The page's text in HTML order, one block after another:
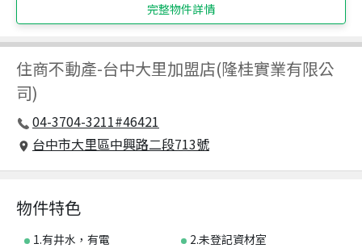
完整物件詳情
住商不動產-台中大里加盟店(隆桂實業有限公
司)
04-3704-3211#46421
台中市大里區中興路二段713號
物件特色
1.有井水，有電
2.未登記資材室